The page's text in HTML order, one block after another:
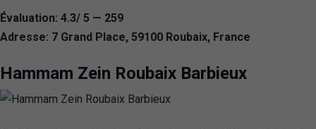
Évaluation: 4.3/ 5 — 259
Adresse: 7 Grand Place, 59100 Roubaix, France
Hammam Zein Roubaix Barbieux